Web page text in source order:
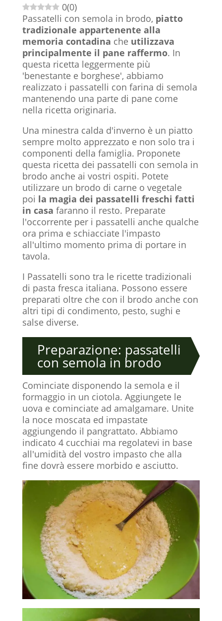
0(0)
Passatelli con semola in brodo, piatto
tradizionale appartenente alla
memoria contadina che utilizzava
principalmente il pane raffermo. In
questa ricetta leggermente più
'benestante e borghese', abbiamo
realizzato i passatelli con farina di semola
mantenendo una parte di pane come
nella ricetta originaria.
Una minestra calda d'inverno è un piatto
sempre molto apprezzato e non solo tra i
componenti della famiglia. Proponete
questa ricetta dei passatelli con semola in
brodo anche ai vostri ospiti. Potete
utilizzare un brodo di carne o vegetale
poi la magia dei passatelli freschi fatti
in casa faranno il resto. Preparate
l'occorrente per i passatelli anche qualche
ora prima e schiacciate l'impasto
all'ultimo momento prima di portare in
tavola.
I Passatelli sono tra le ricette tradizionali
di pasta fresca italiana. Possono essere
preparati oltre che con il brodo anche con
altri tipi di condimento, pesto, sughi e
salse diverse.
Preparazione: passatelli
con semola in brodo
Cominciate disponendo la semola e il
formaggio in un ciotola. Aggiungete le
uova e cominciate ad amalgamare. Unite
la noce moscata ed impastate
aggiungendo il pangrattato. Abbiamo
indicato 4 cucchiai ma regolatevi in base
all'umidità del vostro impasto che alla
fine dovrà essere morbido e asciutto.